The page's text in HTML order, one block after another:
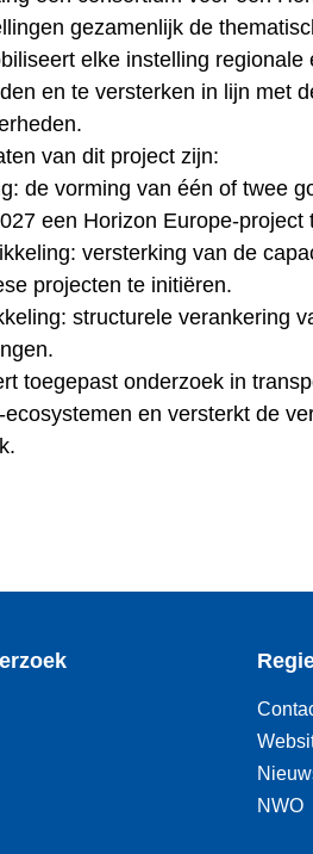
gezamenlijk de
elke instelling
en te versterken in lijn met
van dit project zijn:
de vorming van één of twee
een Horizon Europe‑project
versterking van de
projecten te initiëren.
structurele verankering
toegepast onderzoek in
en versterkt de
NWO